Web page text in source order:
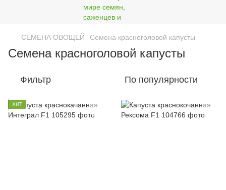
СЕМЕНА ОВОЩЕЙ Семена красноголовой капусты
Семена красноголовой капусты
Фильтр По популярности
ХИТ